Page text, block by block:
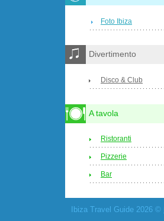
Foto Ibiza
Divertimento
Disco & Club
A tavola
Ristoranti
Pizzerie
Bar
Ibiza Travel Guide 2026 ©